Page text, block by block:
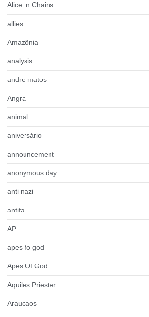
Alice In Chains
allies
Amazônia
analysis
andre matos
Angra
animal
aniversário
announcement
anonymous day
anti nazi
antifa
AP
apes fo god
Apes Of God
Aquiles Priester
Araucaos